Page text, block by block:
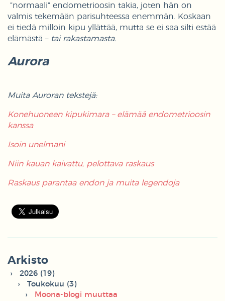
”normaali” endometrioosin takia, joten hän on
valmis tekemään parisuhteessa enemmän. Koskaan
ei tiedä milloin kipu yllättää, mutta se ei saa silti estää
elämästä – tai rakastamasta.
Aurora
Muita Auroran tekstejä:
Konehuoneen kipukimara – elämää endometrioosin
kanssa
Isoin unelmani
Niin kauan kaivattu, pelottava raskaus
Raskaus parantaa endon ja muita legendoja
Arkisto
2026 (19)
Toukokuu (3)
Moona-blogi muuttaa